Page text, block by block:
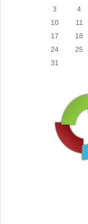
3
4
10
11
17
18
24
25
31